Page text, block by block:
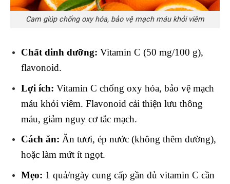
Cam giúp chống oxy hóa, bảo vệ mạch máu khỏi viêm
Chất dinh dưỡng: Vitamin C (50 mg/100 g),
flavonoid.
Lợi ích: Vitamin C chống oxy hóa, bảo vệ mạch
máu khỏi viêm. Flavonoid cải thiện lưu thông
máu, giảm nguy cơ tắc mạch.
Cách ăn: Ăn tươi, ép nước (không thêm đường),
hoặc làm mứt ít ngọt.
Mẹo: 1 quả/ngày cung cấp gần đủ vitamin C cần